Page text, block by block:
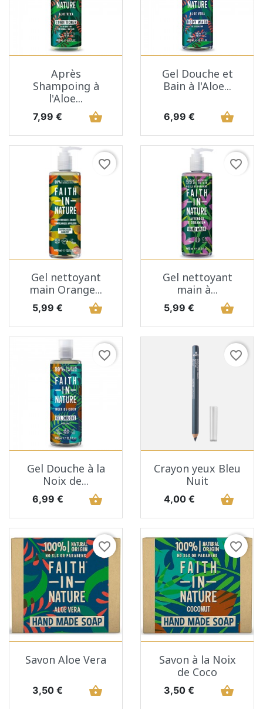
Après
Shampoing à
l'Aloe...
Prix
7,99 € shopping_basket
Gel Douche et
Bain à l'Aloe...
Prix
6,99 € shopping_basket
favorite_border
Gel nettoyant
main Orange...
Prix
5,99 € shopping_basket
favorite_border
Gel nettoyant
main à...
Prix
5,99 € shopping_basket
favorite_border
Gel Douche à la
Noix de...
Prix
6,99 € shopping_basket
favorite_border
Crayon yeux Bleu
Nuit
Prix
4,00 € shopping_basket
favorite_border
Savon Aloe Vera
Prix
3,50 € shopping_basket
favorite_border
Savon à la Noix
de Coco
Prix
3,50 € shopping_basket